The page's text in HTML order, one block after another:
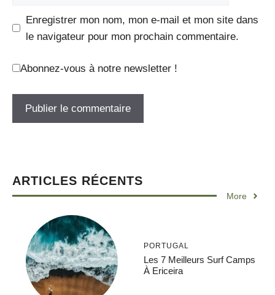
Enregistrer mon nom, mon e-mail et mon site dans
le navigateur pour mon prochain commentaire.
Abonnez-vous à notre newsletter !
ARTICLES RÉCENTS
More
PORTUGAL
Les 7 Meilleurs Surf Camps
À Ericeira